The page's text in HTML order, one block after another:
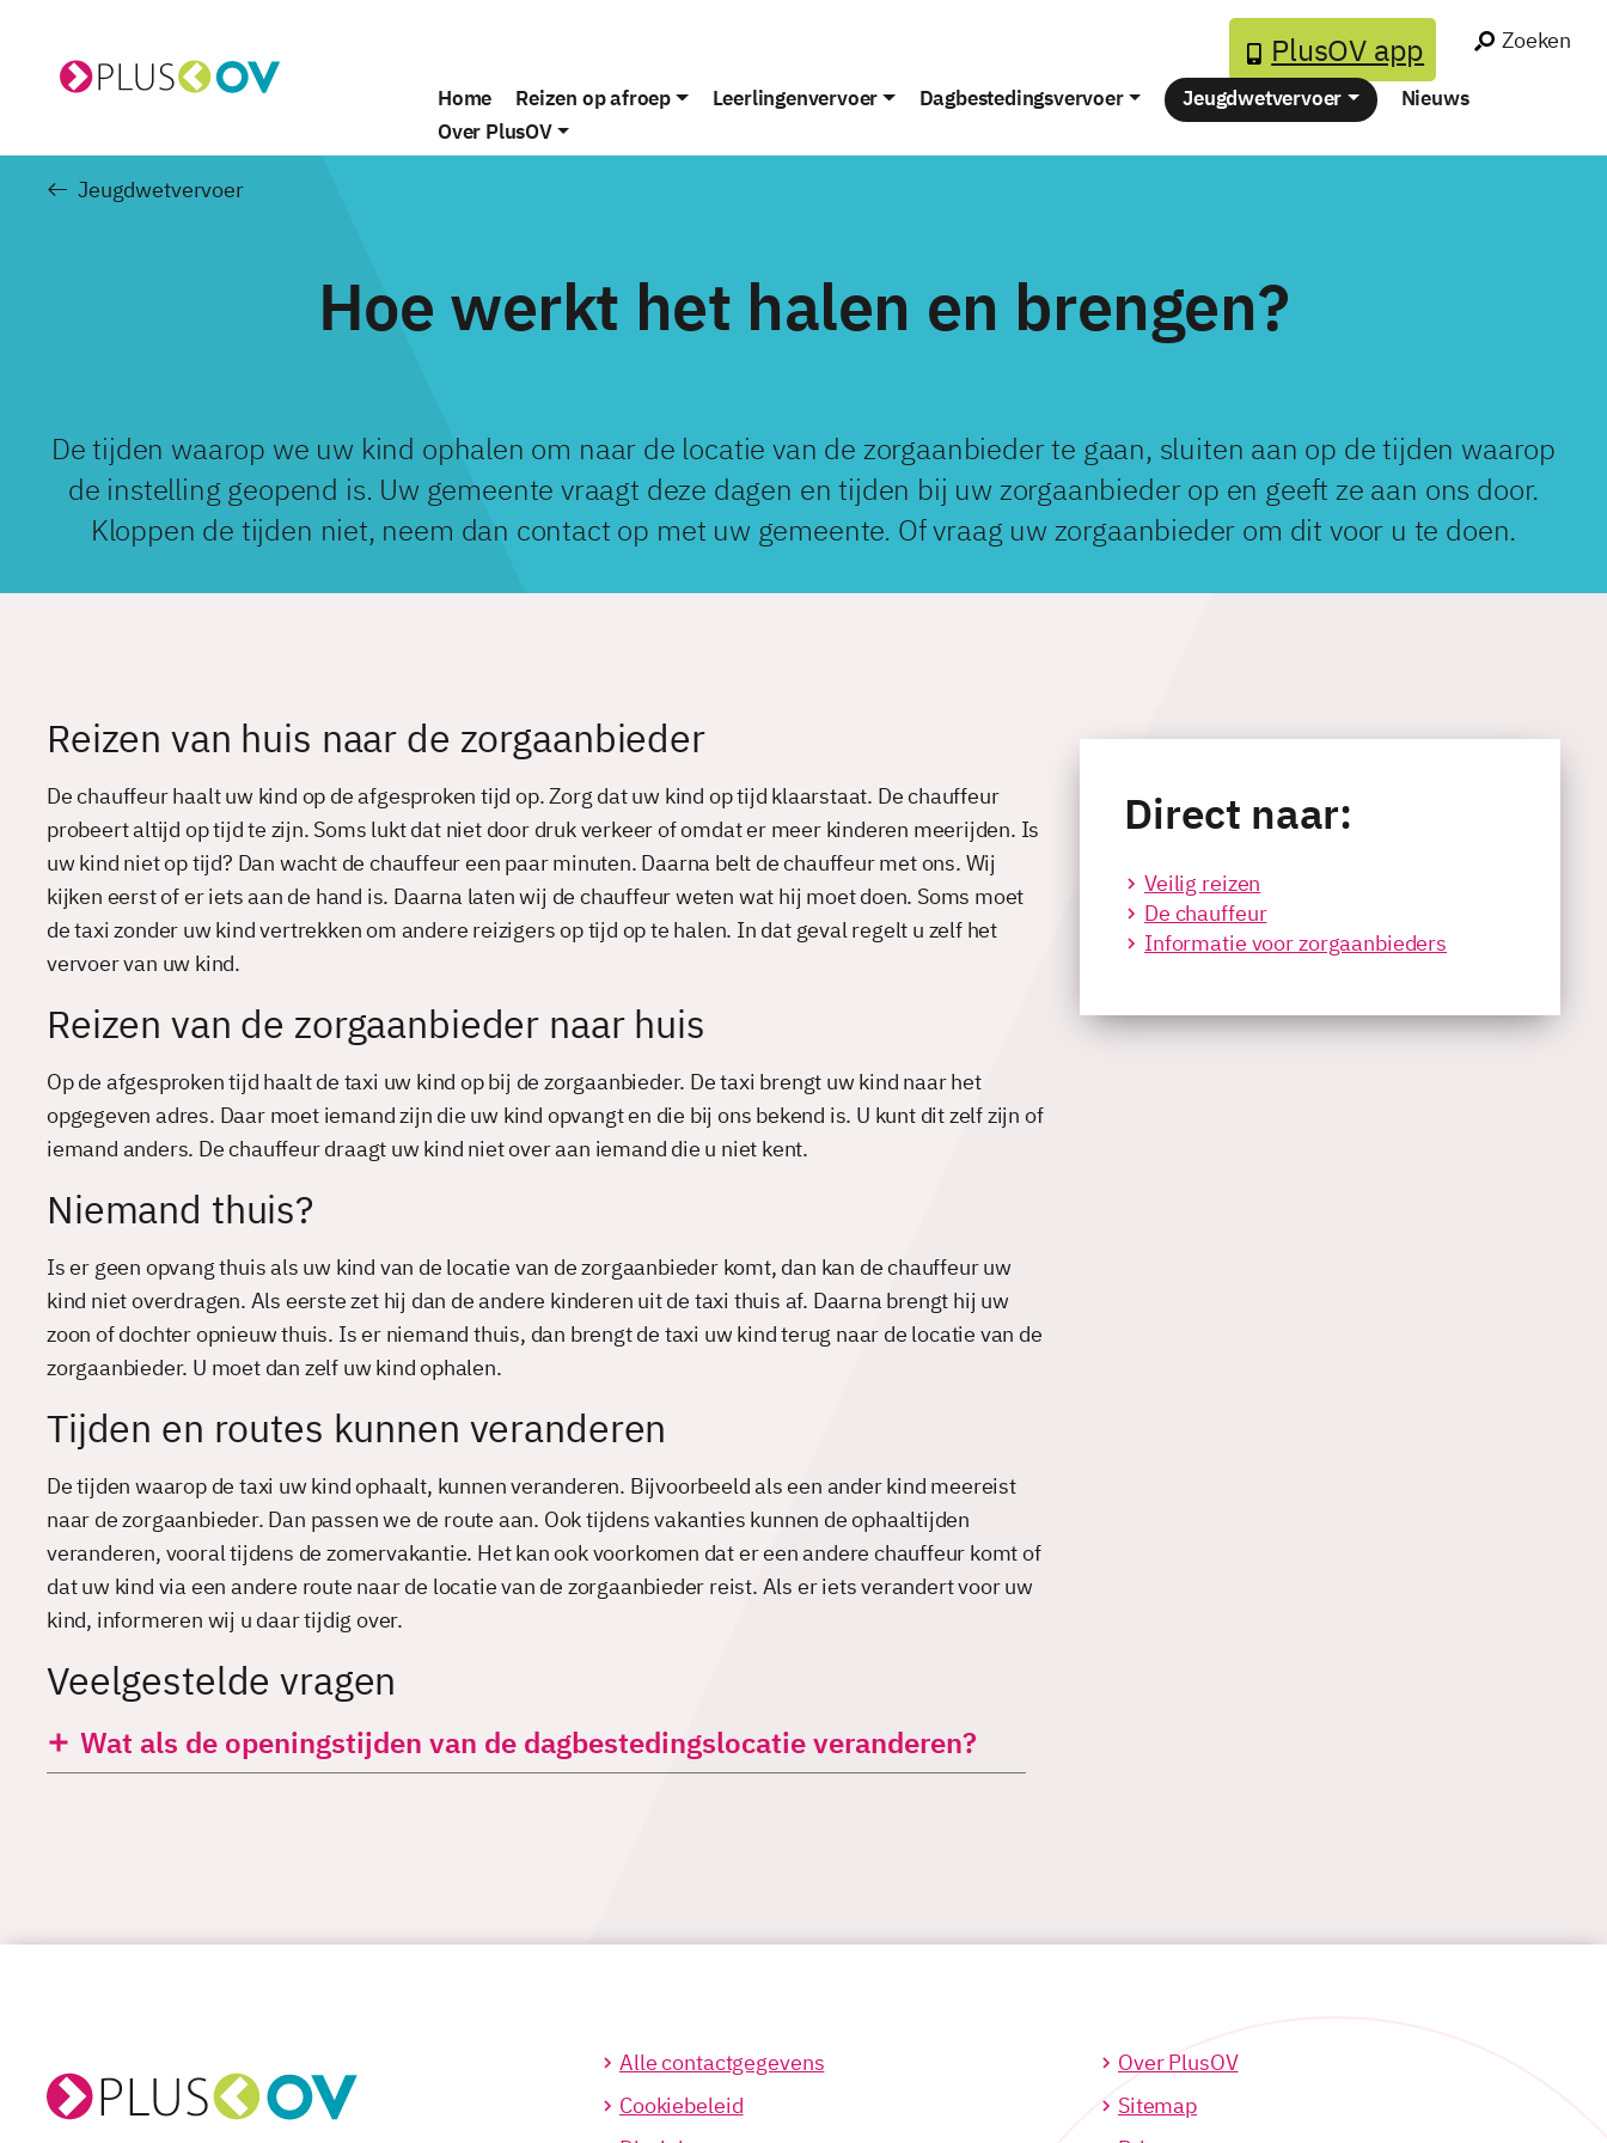
De website van PlusOV
PlusOV app Zoeken
Home Reizen op afroep Leerlingenvervoer Dagbestedingsvervoer Jeugdwetvervoer
Nieuws
Over PlusOV
Jeugdwetvervoer
Hoe werkt het halen en brengen?
De tijden waarop we uw kind ophalen om naar de locatie van de zorgaanbieder te gaan, sluiten aan op de tijden waarop
de instelling geopend is. Uw gemeente vraagt deze dagen en tijden bij uw zorgaanbieder op en geeft ze aan ons door.
Kloppen de tijden niet, neem dan contact op met uw gemeente. Of vraag uw zorgaanbieder om dit voor u te doen.
Reizen van huis naar de zorgaanbieder
De chauffeur haalt uw kind op de afgesproken tijd op. Zorg dat uw kind op tijd klaarstaat. De chauffeur
probeert altijd op tijd te zijn. Soms lukt dat niet door druk verkeer of omdat er meer kinderen meerijden. Is
uw kind niet op tijd? Dan wacht de chauffeur een paar minuten. Daarna belt de chauffeur met ons. Wij
kijken eerst of er iets aan de hand is. Daarna laten wij de chauffeur weten wat hij moet doen. Soms moet
de taxi zonder uw kind vertrekken om andere reizigers op tijd op te halen. In dat geval regelt u zelf het
vervoer van uw kind.
Reizen van de zorgaanbieder naar huis
Op de afgesproken tijd haalt de taxi uw kind op bij de zorgaanbieder. De taxi brengt uw kind naar het
opgegeven adres. Daar moet iemand zijn die uw kind opvangt en die bij ons bekend is. U kunt dit zelf zijn of
iemand anders. De chauffeur draagt uw kind niet over aan iemand die u niet kent.
Niemand thuis?
Is er geen opvang thuis als uw kind van de locatie van de zorgaanbieder komt, dan kan de chauffeur uw
kind niet overdragen. Als eerste zet hij dan de andere kinderen uit de taxi thuis af. Daarna brengt hij uw
zoon of dochter opnieuw thuis. Is er niemand thuis, dan brengt de taxi uw kind terug naar de locatie van de
zorgaanbieder. U moet dan zelf uw kind ophalen.
Tijden en routes kunnen veranderen
De tijden waarop de taxi uw kind ophaalt, kunnen veranderen. Bijvoorbeeld als een ander kind meereist
naar de zorgaanbieder. Dan passen we de route aan. Ook tijdens vakanties kunnen de ophaaltijden
veranderen, vooral tijdens de zomervakantie. Het kan ook voorkomen dat er een andere chauffeur komt of
dat uw kind via een andere route naar de locatie van de zorgaanbieder reist. Als er iets verandert voor uw
kind, informeren wij u daar tijdig over.
Veelgestelde vragen
Wat als de openingstijden van de dagbestedingslocatie veranderen?
Direct naar:
Veilig reizen
De chauffeur
Informatie voor zorgaanbieders
Alle contactgegevens
Over PlusOV
Cookiebeleid
Sitemap